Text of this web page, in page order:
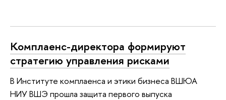
Комплаенс-директора формируют
стратегию управления рисками
В Институте комплаенса и этики бизнеса ВШЮА
НИУ ВШЭ прошла защита первого выпуска